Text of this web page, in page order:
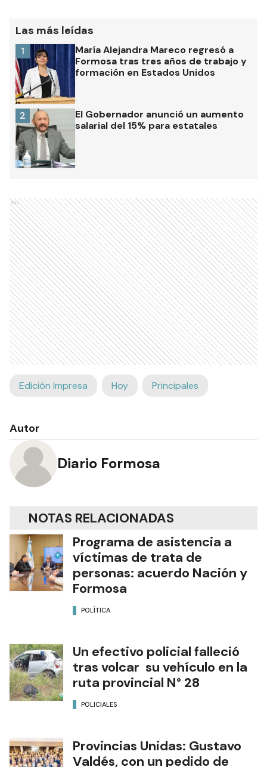
Las más leídas
María Alejandra Mareco regresó a
Formosa tras tres años de trabajo y
formación en Estados Unidos
1
El Gobernador anunció un aumento
salarial del 15% para estatales
2
Ads
Edición Impresa Hoy Principales
Autor
Diario Formosa
NOTAS RELACIONADAS
Programa de asistencia a
víctimas de trata de
personas: acuerdo Nación y
Formosa
POLÍTICA
Un efectivo policial falleció
tras volcar su vehículo en la
ruta provincial N° 28
POLICIALES
Provincias Unidas: Gustavo
Valdés, con un pedido de